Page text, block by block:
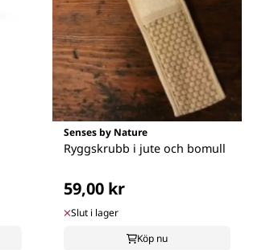
Senses by Nature
Ryggskrubb i jute och bomull
59,00 kr
Slut i lager
Köp nu